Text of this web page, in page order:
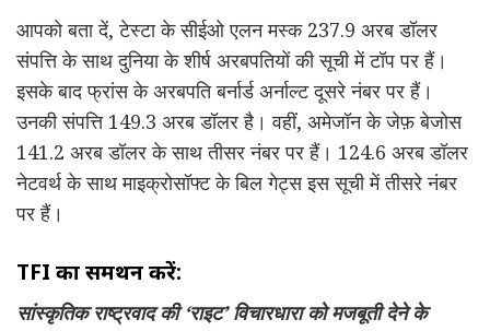
आपको बता दें, टेस्टा के सीईओ एलन मस्क 237.9 अरब डॉलर
संपत्ति के साथ दुनिया के शीर्ष अरबपतियों की सूची में टॉप पर हैं।
इसके बाद फ्रांस के अरबपति बर्नार्ड अर्नाल्ट दूसरे नंबर पर हैं।
उनकी संपत्ति 149.3 अरब डॉलर है। वहीं, अमेजॉन के जेफ़ बेजोस
141.2 अरब डॉलर के साथ तीसर नंबर पर हैं। 124.6 अरब डॉलर
नेटवर्थ के साथ माइक्रोसॉफ्ट के बिल गेट्स इस सूची में तीसरे नंबर
पर हैं।
TFI का समर्थन करें:
सांस्कृतिक राष्ट्रवाद की ‘राइट’ विचारधारा को मजबूती देने के